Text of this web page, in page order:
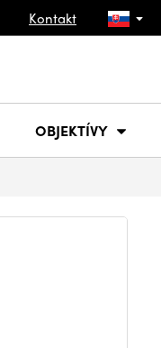
Kontakt
OBJEKTÍVY